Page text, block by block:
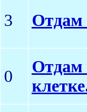
3 Отдам
0
Отдам